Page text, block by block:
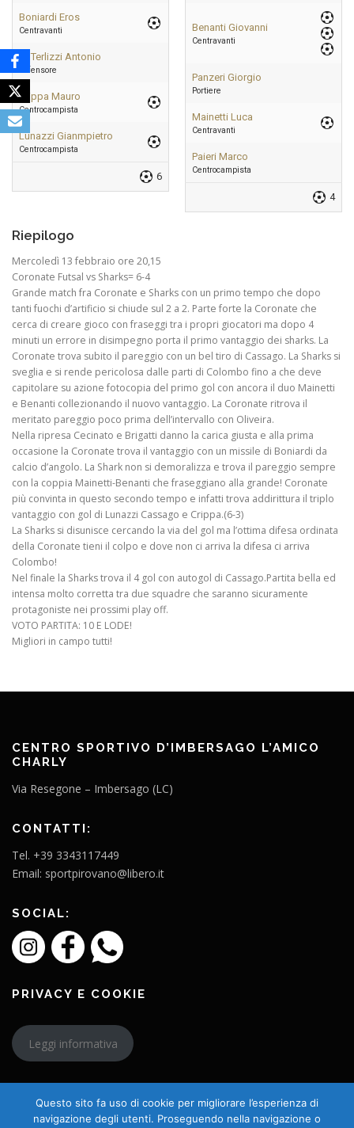
Boniardi Eros
Centravanti
Di Terlizzi Antonio
Difensore
Crippa Mauro
Centrocampista
Lunazzi Gianmpietro
Centrocampista
6
Benanti Giovanni
Centravanti
Panzeri Giorgio
Portiere
Mainetti Luca
Centravanti
Paieri Marco
Centrocampista
4
Riepilogo
Mercoledì 13 febbraio ore 20,15
Coronate Futsal vs Sharks= 6-4
Grande match fra Coronate e Sharks con un primo tempo che dopo
tanti fuochi d’artificio si chiude sul 2 a 2. Parte forte la Coronate che
cerca di creare gioco con fraseggi tra i propri giocatori ma dopo 4
minuti un errore in disimpegno porta il primo vantaggio dei sharks. La
Coronate trova subito il pareggio con un bel tiro di Cassago. La Sharks si
sveglia e si rende pericolosa dalle parti di Colombo fino a che deve
capitolare su azione fotocopia del primo gol con ancora il duo Mainetti
e Benanti collezionando il nuovo vantaggio. La Coronate ritrova il
meritato pareggio poco prima dell’intervallo con Oliveira.
Nella ripresa Cecinato e Brigatti danno la carica giusta e alla prima
occasione la Coronate trova il vantaggio con un missile di Boniardi da
calcio d’angolo. La Shark non si demoralizza e trova il pareggio sempre
con la coppia Mainetti-Benanti che fraseggiano alla grande! Coronate
più convinta in questo secondo tempo e infatti trova addirittura il triplo
vantaggio con gol di Lunazzi Cassago e Crippa.(6-3)
La Sharks si disunisce cercando la via del gol ma l’ottima difesa ordinata
della Coronate tieni il colpo e dove non ci arriva la difesa ci arriva
Colombo!
Nel finale la Sharks trova il 4 gol con autogol di Cassago.Partita bella ed
intensa molto corretta tra due squadre che saranno sicuramente
protagoniste nei prossimi play off.
VOTO PARTITA: 10 E LODE!
Migliori in campo tutti!
CENTRO SPORTIVO D’IMBERSAGO L’AMICO
CHARLY
Via Resegone – Imbersago (LC)
CONTATTI:
Tel. +39 3343117449
Email: sportpirovano@libero.it
SOCIAL:
PRIVACY E COOKIE
Leggi informativa
Questo sito fa uso di cookie per migliorare l’esperienza di
navigazione degli utenti. Proseguendo nella navigazione o